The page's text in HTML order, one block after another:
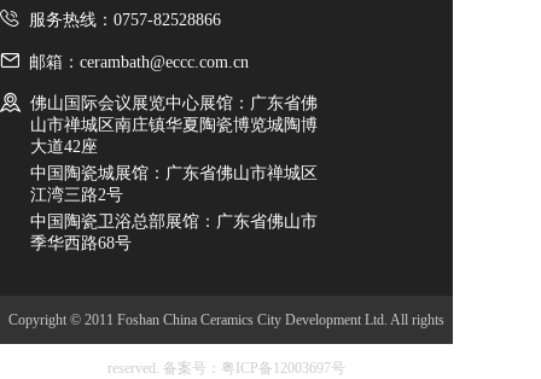
服务热线：0757-82528866
邮箱：cerambath@eccc.com.cn
佛山国际会议展览中心展馆：广东省佛
山市禅城区南庄镇华夏陶瓷博览城陶博
大道42座
中国陶瓷城展馆：广东省佛山市禅城区
江湾三路2号
中国陶瓷卫浴总部展馆：广东省佛山市
季华西路68号
Copyright © 2011 Foshan China Ceramics City Development Ltd. All rights
reserved. 备案号：粤ICP备12003697号